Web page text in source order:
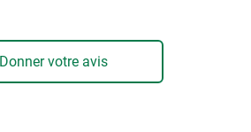
Donner votre avis